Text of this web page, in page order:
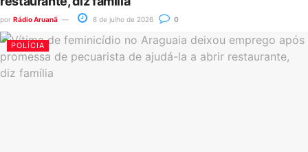
por Rádio Aruanã 8 de julho de 2026 0
POLÍCIA